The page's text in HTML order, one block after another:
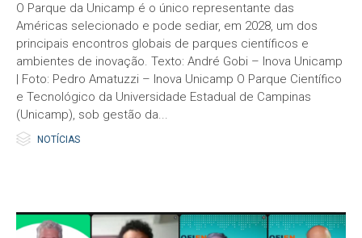
O Parque da Unicamp é o único representante das
Américas selecionado e pode sediar, em 2028, um dos
principais encontros globais de parques científicos e
ambientes de inovação. Texto: André Gobi – Inova Unicamp
| Foto: Pedro Amatuzzi – Inova Unicamp O Parque Científico
e Tecnológico da Universidade Estadual de Campinas
(Unicamp), sob gestão da...
 Category
NOTÍCIAS